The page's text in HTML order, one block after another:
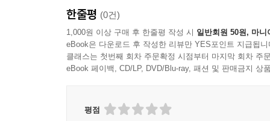
한줄평 (0건)
1,000원 이상 구매 후 한줄평 작성 시 일반회원 50원, 마니
eBook은 다운로드 후 작성한 리뷰만 YES포인트 지급됩니
클래스는 첫번째 회차 주문확정 시점부터 마지막 회차 주
eBook 페이백, CD/LP, DVD/Blu-ray, 패션 및 판매금지 상
평점